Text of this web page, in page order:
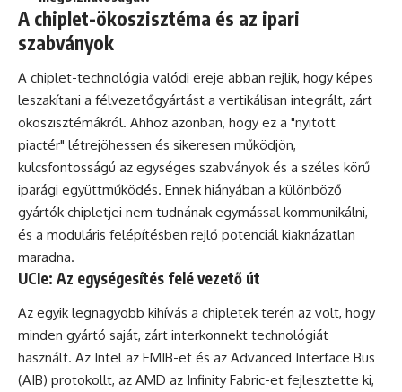
A chiplet-ökoszisztéma és az ipari
szabványok
A chiplet-technológia valódi ereje abban rejlik, hogy képes
leszakítani a félvezetőgyártást a vertikálisan integrált, zárt
ökoszisztémákról. Ahhoz azonban, hogy ez a "nyitott
piactér" létrejöhessen és sikeresen működjön,
kulcsfontosságú az egységes szabványok és a széles körű
iparági együttműködés. Ennek hiányában a különböző
gyártók chipletjei nem tudnának egymással kommunikálni,
és a moduláris felépítésben rejlő potenciál kiaknázatlan
maradna.
UCIe: Az egységesítés felé vezető út
Az egyik legnagyobb kihívás a chipletek terén az volt, hogy
minden gyártó saját, zárt interkonnekt technológiát
használt. Az Intel az EMIB-et és az Advanced Interface Bus
(AIB) protokollt, az AMD az Infinity Fabric-et fejlesztette ki,